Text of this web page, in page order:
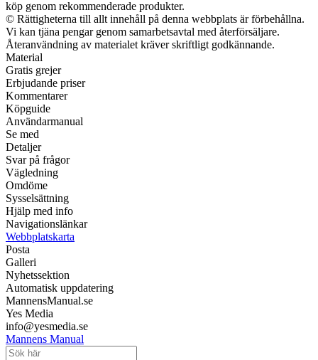
köp genom rekommenderade produkter.
© Rättigheterna till allt innehåll på denna webbplats är förbehållna.
Vi kan tjäna pengar genom samarbetsavtal med återförsäljare.
Återanvändning av materialet kräver skriftligt godkännande.
Material
Gratis grejer
Erbjudande priser
Kommentarer
Köpguide
Användarmanual
Se med
Detaljer
Svar på frågor
Vägledning
Omdöme
Sysselsättning
Hjälp med info
Navigationslänkar
Webbplatskarta
Posta
Galleri
Nyhetssektion
Automatisk uppdatering
MannensManual.se
Yes Media
info@yesmedia.se
Mannens Manual